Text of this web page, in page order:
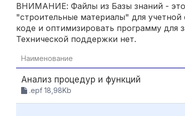
ВНИМАНИЕ: Файлы из Базы знаний - это
"строительные материалы" для
коде и оптимизировать программу для
Технической поддержки нет.
Наименование
Анализ процедур и функций
.epf 18,98Kb